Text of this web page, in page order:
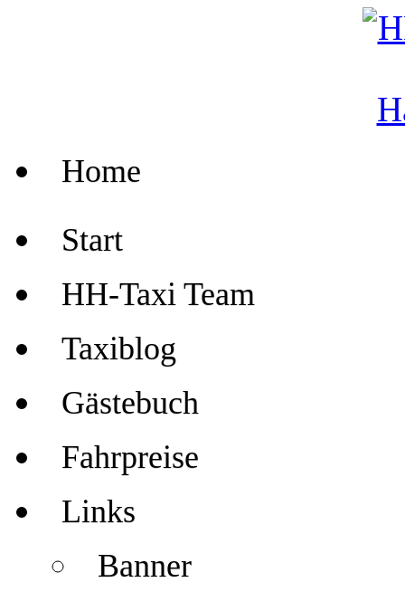
Home
Start
HH-Taxi Team
Taxiblog
Gästebuch
Fahrpreise
Links
Banner